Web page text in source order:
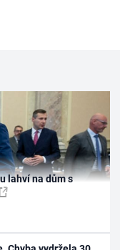
lahví na dům s